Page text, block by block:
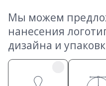
Мы можем
нанесения
дизайна и